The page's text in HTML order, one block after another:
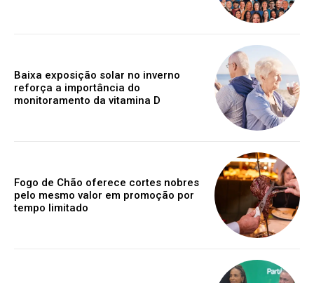
Baixa exposição solar no inverno
reforça a importância do
monitoramento da vitamina D
Fogo de Chão oferece cortes nobres
pelo mesmo valor em promoção por
tempo limitado